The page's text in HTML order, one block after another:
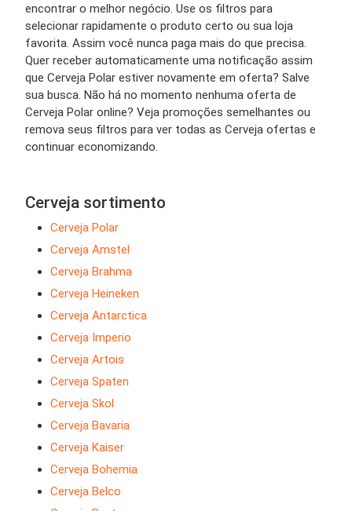
encontrar o melhor negócio. Use os filtros para
selecionar rapidamente o produto certo ou sua loja
favorita. Assim você nunca paga mais do que precisa.
Quer receber automaticamente uma notificação assim
que Cerveja Polar estiver novamente em oferta? Salve
sua busca. Não há no momento nenhuma oferta de
Cerveja Polar online? Veja promoções semelhantes ou
remova seus filtros para ver todas as Cerveja ofertas e
continuar economizando.
Cerveja sortimento
Cerveja Polar
Cerveja Amstel
Cerveja Brahma
Cerveja Heineken
Cerveja Antarctica
Cerveja Imperio
Cerveja Artois
Cerveja Spaten
Cerveja Skol
Cerveja Bavaria
Cerveja Kaiser
Cerveja Bohemia
Cerveja Belco